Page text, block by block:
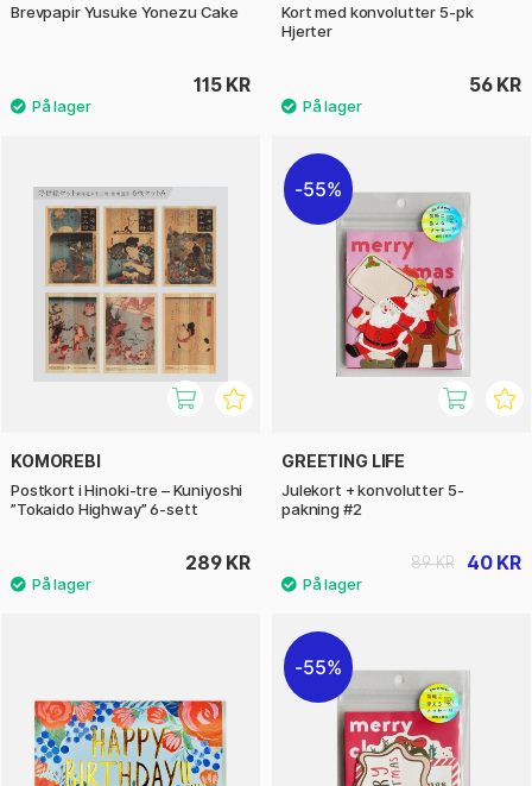
Brevpapir Yusuke Yonezu Cake
115 KR
Kort med konvolutter 5-pk
Hjerter
56 KR
KOMOREBI
Postkort i Hinoki-tre – Kuniyoshi
”Tokaido Highway” 6-sett
289 KR
55%
GREETING LIFE
Julekort + konvolutter 5-
pakning #2
40 KR
89 KR
55%